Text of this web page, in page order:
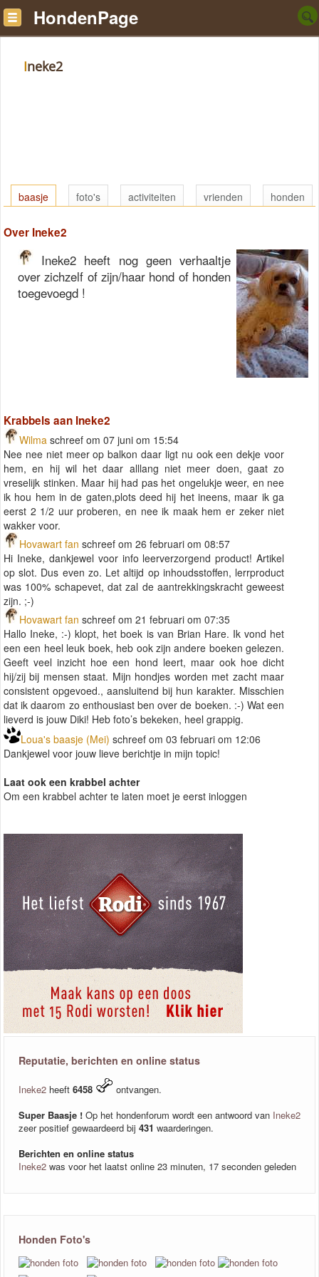
HondenPage
Ineke2
baasje foto's activiteiten vrienden honden
Over Ineke2
Ineke2 heeft nog geen verhaaltje
over zichzelf of zijn/haar hond of honden
toegevoegd !
Krabbels aan Ineke2
Wilma schreef om 07 juni om 15:54
Nee nee niet meer op balkon daar ligt nu ook een dekje voor
hem, en hij wil het daar alllang niet meer doen, gaat zo
vreselijk stinken. Maar hij had pas het ongelukje weer, en nee
ik hou hem in de gaten,plots deed hij het ineens, maar ik ga
eerst 2 1/2 uur proberen, en nee ik maak hem er zeker niet
wakker voor.
Hovawart fan schreef om 26 februari om 08:57
Hi Ineke, dankjewel voor info leerverzorgend product! Artikel
op slot. Dus even zo. Let altijd op inhoudsstoffen, lerrproduct
was 100% schapevet, dat zal de aantrekkingskracht geweest
zijn. ;-)
Hovawart fan schreef om 21 februari om 07:35
Hallo Ineke, :-) klopt, het boek is van Brian Hare. Ik vond het
een een heel leuk boek, heb ook zijn andere boeken gelezen.
Geeft veel inzicht hoe een hond leert, maar ook hoe dicht
hij/zij bij mensen staat. Mijn hondjes worden met zacht maar
consistent opgevoed., aansluitend bij hun karakter. Misschien
dat ik daarom zo enthousiast ben over de boeken. :-) Wat een
lieverd is jouw Diki! Heb foto’s bekeken, heel grappig.
Loua's baasje (Mei) schreef om 03 februari om 12:06
Dankjewel voor jouw lieve berichtje in mijn topic!
Laat ook een krabbel achter
Om een krabbel achter te laten moet je eerst inloggen
Reputatie, berichten en online status
Ineke2 heeft 6458
ontvangen.
Super Baasje ! Op het hondenforum wordt een antwoord van Ineke2
zeer positief gewaardeerd bij 431 waarderingen.
Berichten en online status
Ineke2 was voor het laatst online 23 minuten, 17 seconden geleden
Honden Foto's